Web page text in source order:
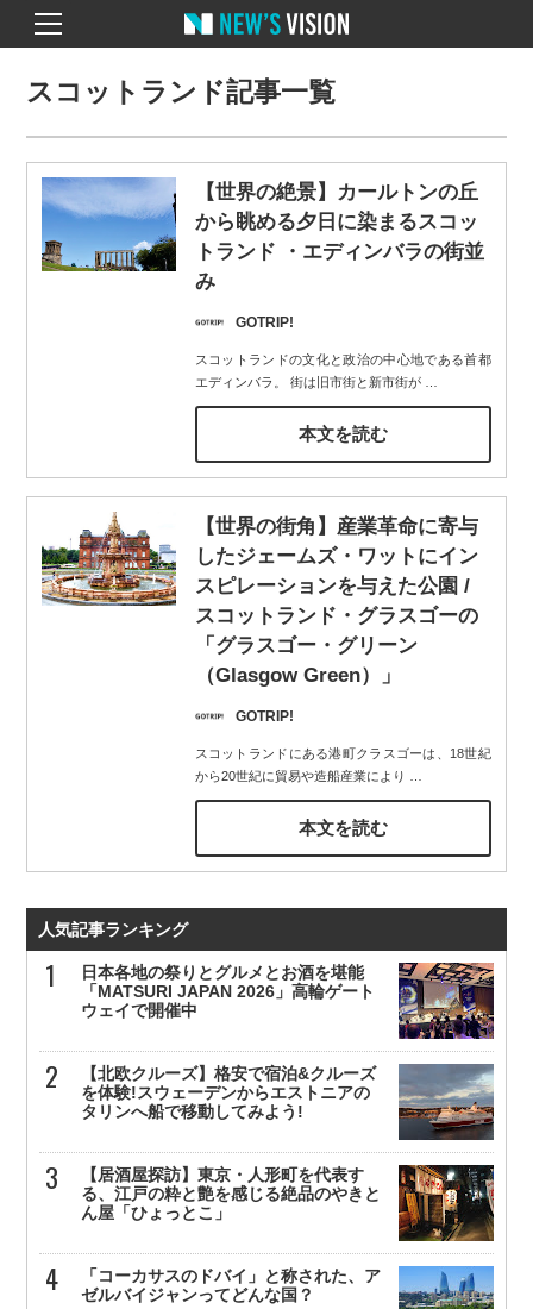
スコットランド記事一覧
【世界の絶景】カールトンの丘
から眺める夕日に染まるスコッ
トランド ・エディンバラの街並
み
GOTRIP!
スコットランドの文化と政治の中心地である首都
エディンバラ。 街は旧市街と新市街が…
本文を読む
【世界の街角】産業革命に寄与
したジェームズ・ワットにイン
スピレーションを与えた公園 /
スコットランド・グラスゴーの
「グラスゴー・グリーン
（Glasgow Green）」
GOTRIP!
スコットランドにある港町クラスゴーは、18世紀
から20世紀に貿易や造船産業により
本文を読む
人気記事ランキング
日本各地の祭りとグルメとお酒を堪能
「MATSURI JAPAN 2026」高輪ゲート
ウェイで開催中
【北欧クルーズ】格安で宿泊&クルーズ
を体験!スウェーデンからエストニアの
タリンへ船で移動してみよう!
【居酒屋探訪】東京・人形町を代表す
る、江戸の粋と艶を感じる絶品のやきと
ん屋「ひょっとこ」
「コーカサスのドバイ」と称された、ア
ゼルバイジャンってどんな国？